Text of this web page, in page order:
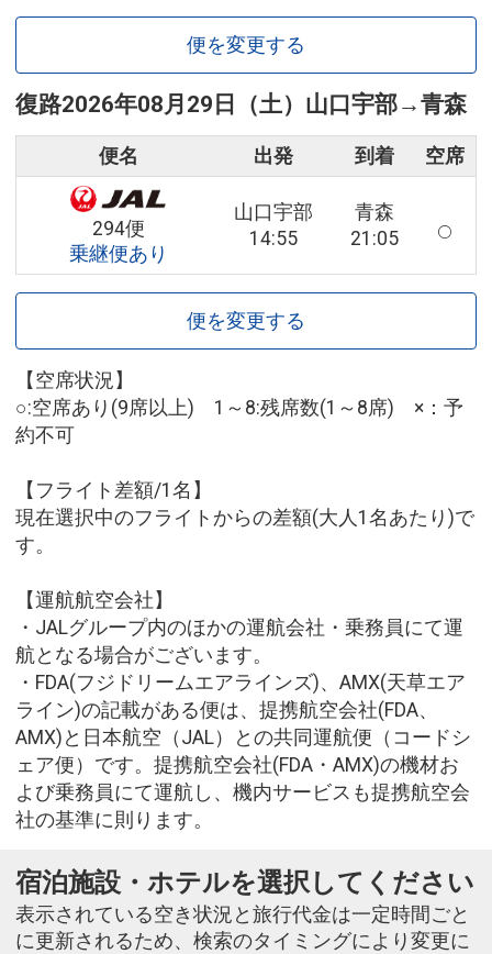
便を変更する
復路2026年08月29日（土） 山口宇部→青森
便名 出発 到着 空席
294便
乗継便あり
山口宇部
14:55
青森
21:05
便を変更する
【空席状況】
○:空席あり(9席以上) 1～8:残席数(1～8席) ×：予
約不可
【フライト差額/1名】
現在選択中のフライトからの差額(大人1名あたり)で
す。
【運航航空会社】
・JALグループ内のほかの運航会社・乗務員にて運
航となる場合がございます。
・FDA(フジドリームエアラインズ)、AMX(天草エア
ライン)の記載がある便は、提携航空会社(FDA、
AMX)と日本航空（JAL）との共同運航便（コードシ
ェア便）です。提携航空会社(FDA・AMX)の機材お
よび乗務員にて運航し、機内サービスも提携航空会
社の基準に則ります。
宿泊施設・ホテルを選択してください
表示されている空き状況と旅行代金は一定時間ごと
に更新されるため、検索のタイミングにより変更に